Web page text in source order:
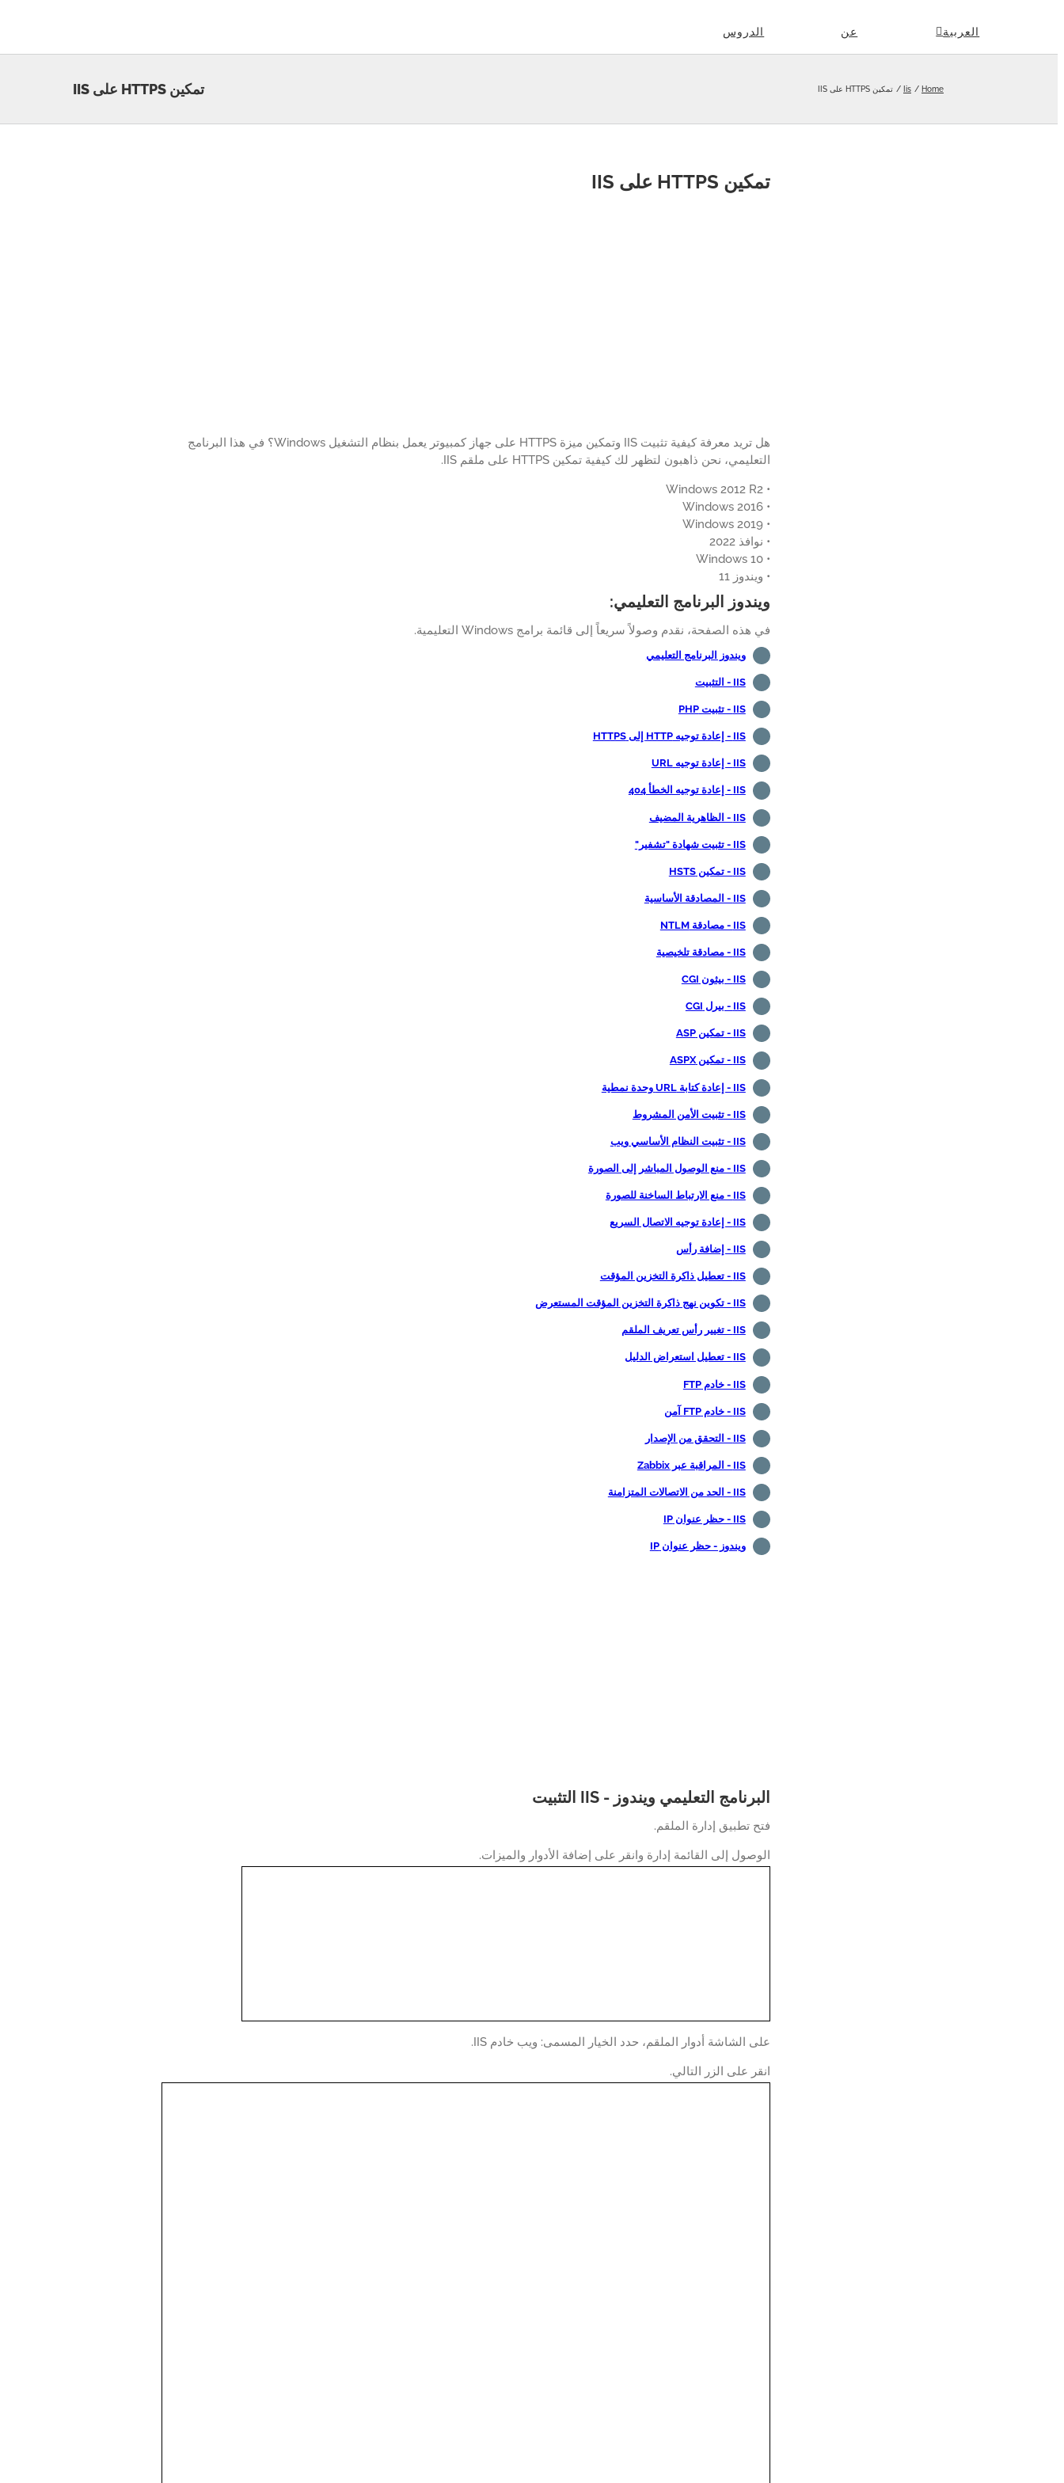
الدروس عن العربية
تمكين HTTPS على IIS Home
Iis تمكين HTTPS على IIS
تمكين HTTPS على IIS
هل تريد معرفة كيفية تثبيت IIS وتمكين ميزة HTTPS على جهاز كمبيوتر يعمل بنظام التشغيل Windows؟ في هذا البرنامج
التعليمي، نحن ذاهبون لتظهر لك كيفية تمكين HTTPS على ملقم IIS.
• Windows 2012 R2
• Windows 2016
• Windows 2019
• نوافذ 2022
• Windows 10
• ويندوز 11
ويندوز البرنامج التعليمي:
في هذه الصفحة، نقدم وصولاً سريعاً إلى قائمة برامج Windows التعليمية.
ويندوز البرنامج التعليمي
IIS - التثبيت
IIS - تثبيت PHP
IIS - إعادة توجيه HTTP إلى HTTPS
IIS - إعادة توجيه URL
IIS - إعادة توجيه الخطأ 404
IIS - الظاهرية المضيف
IIS - تثبيت شهادة "تشفير"
IIS - تمكين HSTS
IIS - المصادقة الأساسية
IIS - مصادقة NTLM
IIS - مصادقة تلخيصية
IIS - بيثون CGI
IIS - بيرل CGI
IIS - تمكين ASP
IIS - تمكين ASPX
IIS - إعادة كتابة URL وحدة نمطية
IIS - تثبيت الأمن المشروط
IIS - تثبيت النظام الأساسي ويب
IIS - منع الوصول المباشر إلى الصورة
IIS - منع الارتباط الساخنة للصورة
IIS - إعادة توجيه الاتصال السريع
IIS - إضافة رأس
IIS - تعطيل ذاكرة التخزين المؤقت
IIS - تكوين نهج ذاكرة التخزين المؤقت المستعرض
IIS - تغيير رأس تعريف الملقم
IIS - تعطيل استعراض الدليل
IIS - خادم FTP
IIS - خادم FTP آمن
IIS - التحقق من الإصدار
IIS - المراقبة عبر Zabbix
IIS - الحد من الاتصالات المتزامنة
IIS - حظر عنوان IP
ويندوز - حظر عنوان IP
البرنامج التعليمي ويندوز - IIS التثبيت
فتح تطبيق إدارة الملقم.
الوصول إلى القائمة إدارة وانقر على إضافة الأدوار والميزات.
على الشاشة أدوار الملقم، حدد الخيار المسمى: ويب خادم IIS.
انقر على الزر التالي.